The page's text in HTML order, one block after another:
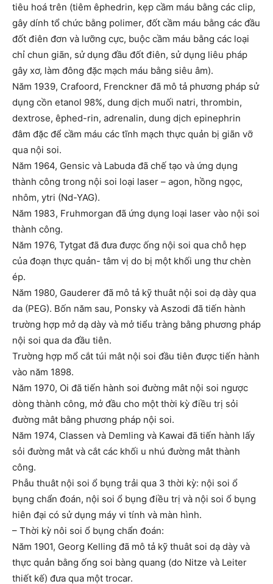
tiêu hoá trên (tiêm êphedrin, kẹp cầm máu bằng các clip,
gây dính tổ chức bằng polimer, đốt cầm máu bằng các đầu
đốt điên đơn và lưỡng cực, buộc cầm máu bằng các loại
chỉ chun giãn, sử dụng đầu đốt điên, sử dụng liêu pháp
gây xơ, làm đông đặc mạch máu bằng siêu âm).
Năm 1939, Crafoord, Frenckner đã mô tả phương pháp sử
dụng cồn etanol 98%, dung dịch muối natri, thrombin,
dextrose, êphed-rin, adrenalin, dung dịch epinephrin
đâm đặc để cầm máu các tĩnh mạch thực quản bị giãn vỡ
qua nội soi.
Năm 1964, Gensic và Labuda đã chế tạo và ứng dụng
thành công trong nội soi loại laser – agon, hồng ngọc,
nhôm, ytri (Nd-YAG).
Năm 1983, Fruhmorgan đã ứng dụng loại laser vào nội soi
thành công.
Năm 1976, Tytgat đã đưa được ống nội soi qua chỗ hẹp
của đoạn thực quản- tâm vị do bị một khối ung thư chèn
ép.
Năm 1980, Gauderer đã mô tả kỹ thuât nội soi dạ dày qua
da (PEG). Bốn năm sau, Ponsky và Aszodi đã tiến hành
trường hợp mở dạ dày và mở tiểu tràng bằng phương pháp
nội soi qua da đầu tiên.
Trường hợp mổ cắt túi mât nội soi đầu tiên được tiến hành
vào năm 1898.
Năm 1970, Oi đã tiến hành soi đường mât nội soi ngược
dòng thành công, mở đầu cho một thời kỳ điều trị sỏi
đường mât bằng phương pháp nội soi.
Năm 1974, Classen và Demling và Kawai đã tiến hành lấy
sỏi đường mât và cắt các khối u nhú đường mât thành
công.
Phẫu thuât nội soi ổ bụng trải qua 3 thời kỳ: nội soi ổ
bụng chẩn đoán, nội soi ổ bụng điều trị và nội soi ổ bụng
hiên đại có sử dụng máy vi tính và màn hình.
– Thời kỳ nôi soi ổ bụng chẩn đoán:
Năm 1901, Georg Kelling đã mô tả kỹ thuât soi dạ dày và
thực quản bằng ống soi bàng quang (do Nitze và Leiter
thiết kế) đưa qua một trocar.